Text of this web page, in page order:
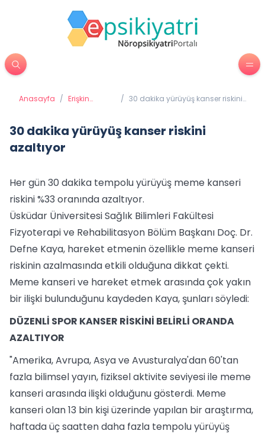
Anasayfa / Erişkin
/ 30 dakika yürüyüş kanser riskini
30 dakika yürüyüş kanser riskini
azaltıyor
Her gün 30 dakika tempolu yürüyüş meme kanseri
riskini %33 oranında azaltıyor.
Üsküdar Üniversitesi Sağlık Bilimleri Fakültesi
Fizyoterapi ve Rehabilitasyon Bölüm Başkanı Doç. Dr.
Defne Kaya, hareket etmenin özellikle meme kanseri
riskinin azalmasında etkili olduğuna dikkat çekti.
Meme kanseri ve hareket etmek arasında çok yakın
bir ilişki bulunduğunu kaydeden Kaya, şunları söyledi:
DÜZENLİ SPOR KANSER RİSKİNİ BELİRLİ ORANDA
AZALTIYOR
"Amerika, Avrupa, Asya ve Avusturalya'dan 60'tan
fazla bilimsel yayın, fiziksel aktivite seviyesi ile meme
kanseri arasında ilişki olduğunu gösterdi. Meme
kanseri olan 13 bin kişi üzerinde yapılan bir araştırma,
haftada üç saatten daha fazla tempolu yürüyüş